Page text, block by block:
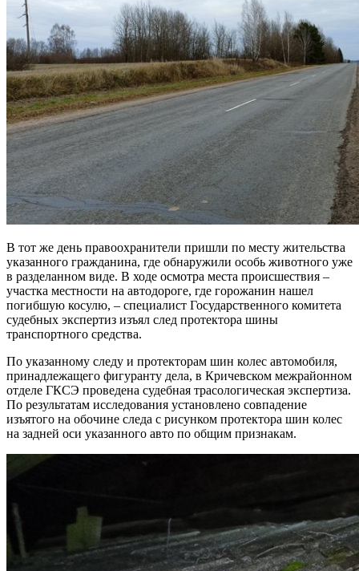
В тот же день правоохранители пришли по месту жительства
указанного гражданина, где обнаружили особь животного уже
в разделанном виде. В ходе осмотра места происшествия –
участка местности на автодороге, где горожанин нашел
погибшую косулю, – специалист Государственного комитета
судебных экспертиз изъял след протектора шины
транспортного средства.
По указанному следу и протекторам шин колес автомобиля,
принадлежащего фигуранту дела, в Кричевском межрайонном
отделе ГКСЭ проведена судебная трасологическая экспертиза.
По результатам исследования установлено совпадение
изъятого на обочине следа с рисунком протектора шин колес
на задней оси указанного авто по общим признакам.